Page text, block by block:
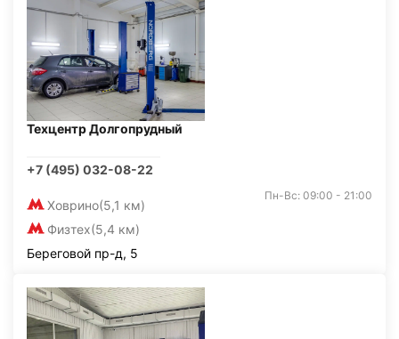
Техцентр Долгопрудный
+7 (495) 032-08-22
Ховрино(5,1 км)
Физтех(5,4 км)
Пн-Вс: 09:00 - 21:00
Береговой пр-д, 5